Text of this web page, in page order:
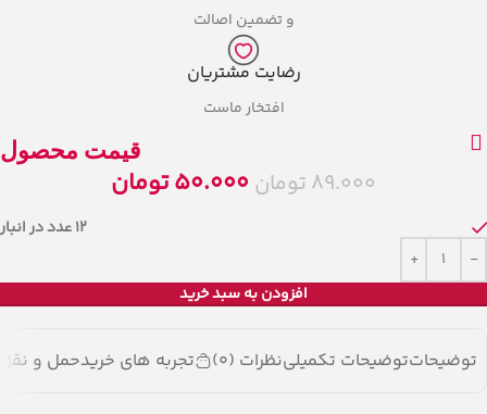
و تضمین اصالت
رضایت مشتریان
افتخار ماست
قیمت محصول
89.000تومان 50.000تومان
12 عدد در انبار
افزودن به سبد خرید
توضیحاتتوضیحات تکمیلینظرات (0) تجربه های خریدحمل و نقل